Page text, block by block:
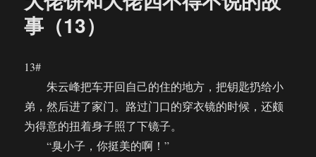
事（13）
13#
朱云峰把车开回自己的住的地方，把钥匙扔给小
弟，然后进了家门。路过门口的穿衣镜的时候，还颇
为得意的扭着身子照了下镜子。
“臭小子，你挺美的啊！”